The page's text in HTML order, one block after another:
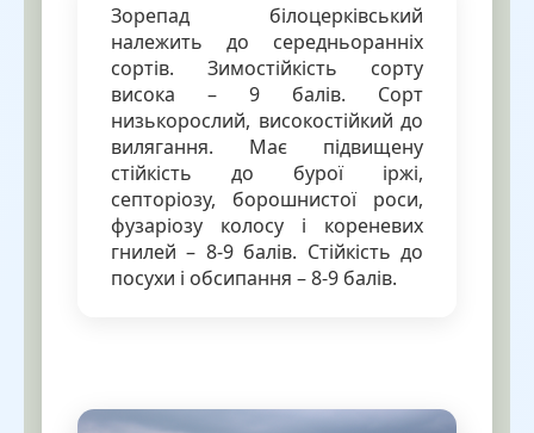
Зорепад білоцерківський
належить до середньоранніх
сортів. Зимостійкість сорту
висока – 9 балів. Сорт
низькорослий, високостійкий до
вилягання. Має підвищену
стійкість до бурої іржі,
септоріозу, борошнистої роси,
фузаріозу колосу і кореневих
гнилей – 8-9 балів. Стійкість до
посухи і обсипання – 8-9 балів.